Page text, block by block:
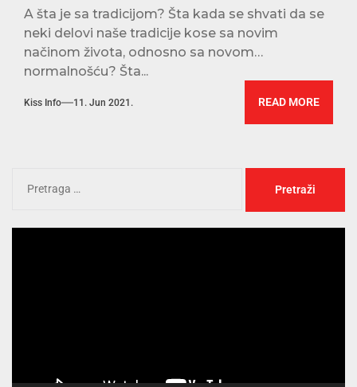
A šta je sa tradicijom? Šta kada se shvati da se
neki delovi naše tradicije kose sa novim
načinom života, odnosno sa novom
normalnošću? Šta...
Kiss Info 11. Jun 2021. READ MORE